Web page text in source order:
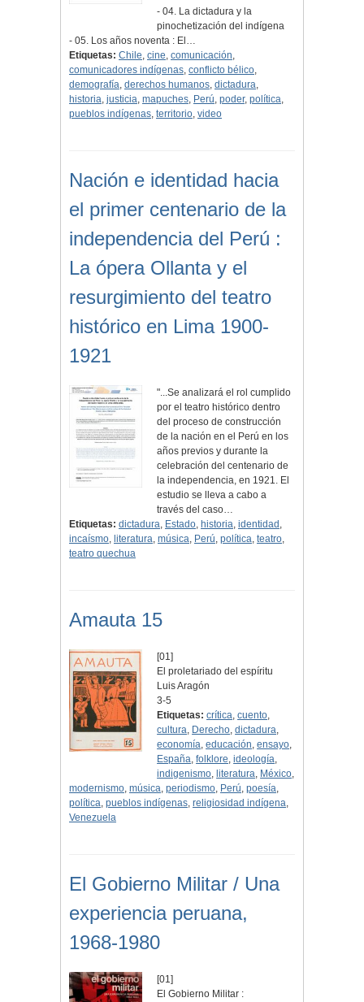
- 04. La dictadura y la
pinochetización del indígena
- 05. Los años noventa : El…
Etiquetas: Chile, cine, comunicación,
comunicadores indígenas, conflicto bélico,
demografía, derechos humanos, dictadura,
historia, justicia, mapuches, Perú, poder, política,
pueblos indígenas, territorio, video
Nación e identidad hacia
el primer centenario de la
independencia del Perú :
La ópera Ollanta y el
resurgimiento del teatro
histórico en Lima 1900-
1921
"...Se analizará el rol cumplido
por el teatro histórico dentro
del proceso de construcción
de la nación en el Perú en los
años previos y durante la
celebración del centenario de
la independencia, en 1921. El
estudio se lleva a cabo a
través del caso…
Etiquetas: dictadura, Estado, historia, identidad ,
incaísmo, literatura, música, Perú, política, teatro,
teatro quechua
Amauta 15
[01]
El proletariado del espíritu
Luis Aragón
3-5
Etiquetas: crítica,cuento,
cultura, Derecho,dictadura,
economía,educación,ensayo,
España,folklore,ideología,
indigenismo, literatura, México,
modernismo, música, periodismo, Perú, poesía,
política, pueblos indígenas, religiosidad indígena,
Venezuela
El Gobierno Militar / Una
experiencia peruana,
1968-1980
[01]
El Gobierno Militar :